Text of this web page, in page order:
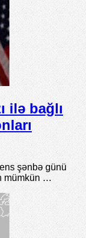
ilə bağlı
şənbə günü
mümkün …